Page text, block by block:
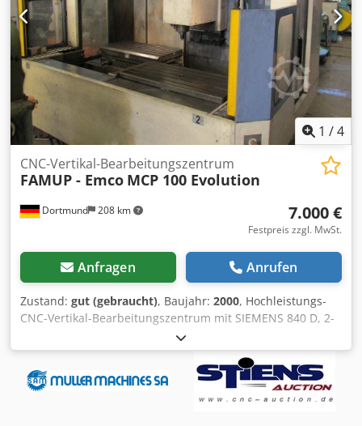
1 /4
Dortmund 208 km
CNC-Vertikal-Bearbeitungszentrum
FAMUP - Emco MCP 100 Evolution
7.000 €
Festpreis zzgl. MwSt.
Anfragen Anrufen
Zustand: gut (gebraucht), Baujahr: 2000, Hochleistungs-
CNC-Vertikal-Bearbeitungszentrum mit SIEMENS 840 D, 2-
fach Palettenwechsler, IKZ, Linearführungen und 30-fach
WZW Tischgröße 2 x 1000 x 450 mm Werkzeugaufnahme
DIN 69871 ISO 40 Verfahrwege X-Achse 1100 mm Y-Achse
500 mm Z-Achse 640 mm Drehzahlbereich 50 – 10.000
U/min Tischbelastung 600 kg Vorschubbereich, X/Y/Z,